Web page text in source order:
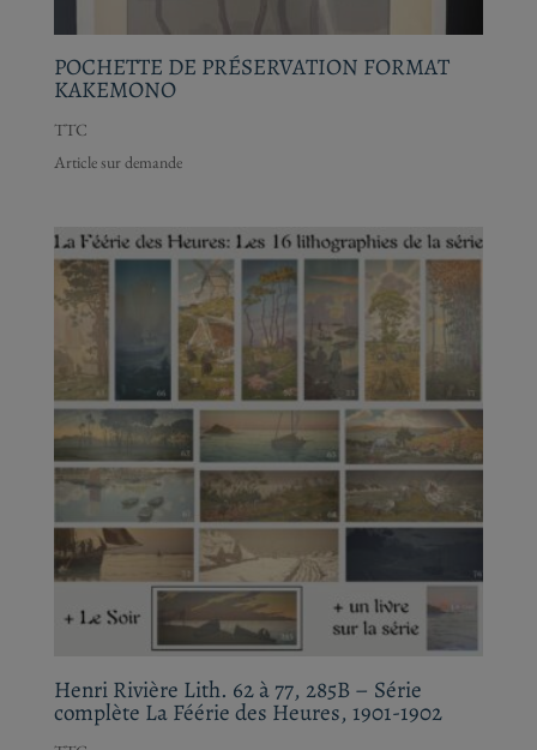
Henri Rivière Lith. 62 à 77, 285B – Série
complète La Féérie des Heures, 1901-1902
TTC